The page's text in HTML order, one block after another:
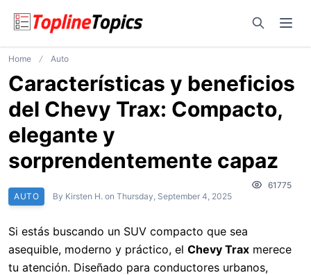
Open
Home Auto
Características y beneficios
del Chevy Trax: Compacto,
elegante y
sorprendentemente capaz
AUTO By Kirsten H. on Thursday, September 4, 2025
61775
Si estás buscando un SUV compacto que sea
asequible, moderno y práctico, el Chevy Trax merece
tu atención. Diseñado para conductores urbanos,